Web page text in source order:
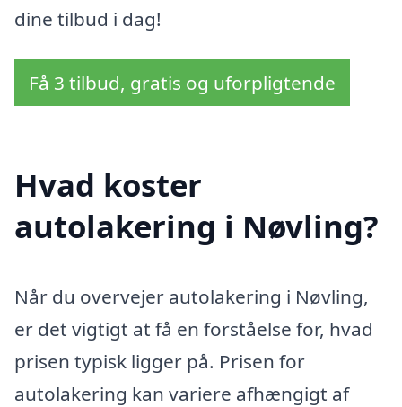
dine tilbud i dag!
Få 3 tilbud, gratis og uforpligtende
Hvad koster
autolakering i Nøvling?
Når du overvejer autolakering i Nøvling,
er det vigtigt at få en forståelse for, hvad
prisen typisk ligger på. Prisen for
autolakering kan variere afhængigt af